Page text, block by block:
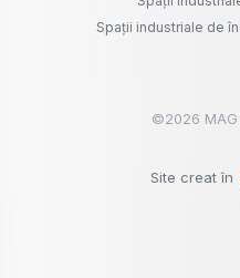
Spații industriale de
©2026
Site creat în